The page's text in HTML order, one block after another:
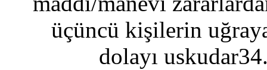
üçüncü kişilerin
dolayı